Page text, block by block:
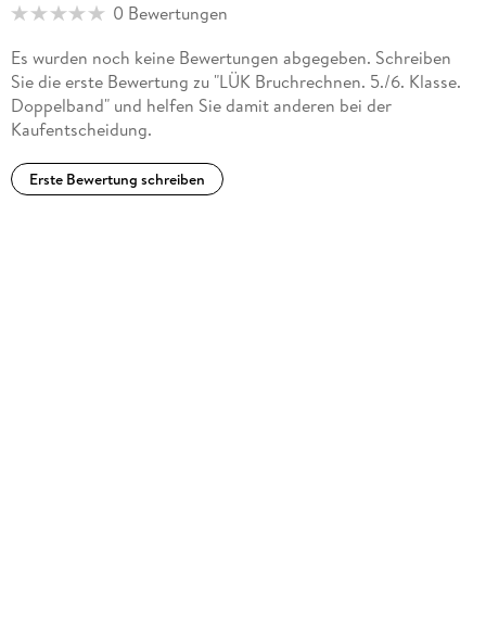
0 Bewertungen
Es wurden noch keine Bewertungen abgegeben. Schreiben
Sie die erste Bewertung zu "LÜK Bruchrechnen. 5./6. Klasse.
Doppelband" und helfen Sie damit anderen bei der
Kaufentscheidung.
Erste Bewertung schreiben